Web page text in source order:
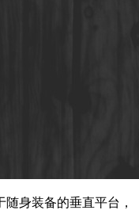
身装备的垂直平台，